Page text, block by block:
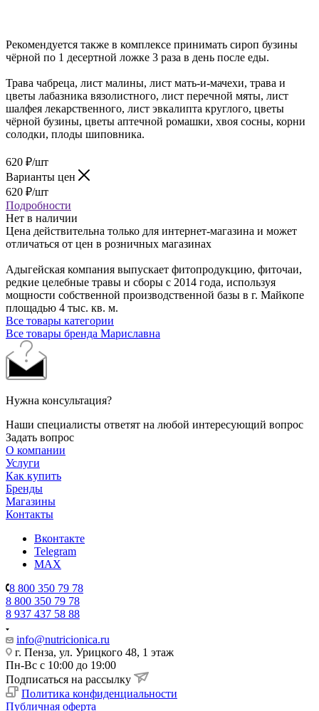
Рекомендуется также в комплексе принимать сироп бузины
чёрной по 1 десертной ложке 3 раза в день после еды.
Трава чабреца, лист малины, лист мать-и-мачехи, трава и
цветы лабазника вязолистного, лист перечной мяты, лист
шалфея лекарственного, лист эвкалипта круглого, цветы
чёрной бузины, цветы аптечной ромашки, хвоя сосны, корни
солодки, плоды шиповника.
620 ₽/шт
Варианты цен
620 ₽/шт
Подробности
Нет в наличии
Цена действительна только для интернет-магазина и может
отличаться от цен в розничных магазинах
Адыгейская компания выпускает фитопродукцию, фиточаи,
редкие целебные травы и сборы с 2014 года, используя
мощности собственной производственной базы в г. Майкопе
площадью 4 тыс. кв. м.
Все товары категории
Все товары бренда Мариславна
Нужна консультация?
Наши специалисты ответят на любой интересующий вопрос
Задать вопрос
О компании
Услуги
Как купить
Бренды
Магазины
Контакты
Вконтакте
Telegram
MAX
8 800 350 79 78
8 800 350 79 78
8 937 437 58 88
info@nutricionica.ru
г. Пенза, ул. Урицкого 48, 1 этаж
Пн-Вс с 10:00 до 19:00
Подписаться на рассылку
Политика конфиденциальности
Публичная оферта